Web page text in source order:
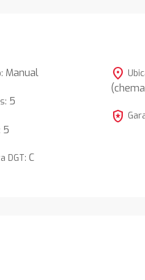
Manual
5
5
DGT:C
location_on
local_police